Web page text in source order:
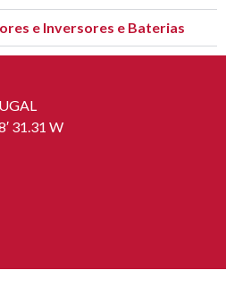
e Inversores e Baterias
31.31 W